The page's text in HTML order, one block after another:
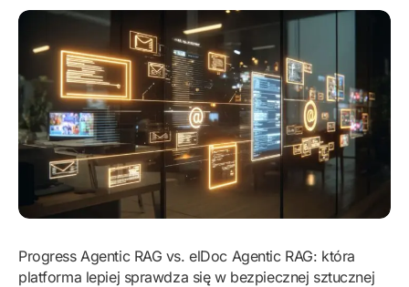
Progress Agentic RAG vs. elDoc Agentic RAG: która
platforma lepiej sprawdza się w bezpiecznej sztucznej